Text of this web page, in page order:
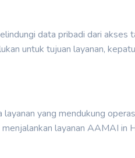
data pribadi dari akses
untuk tujuan layanan,
yang mendukung
layanan AAMAI in